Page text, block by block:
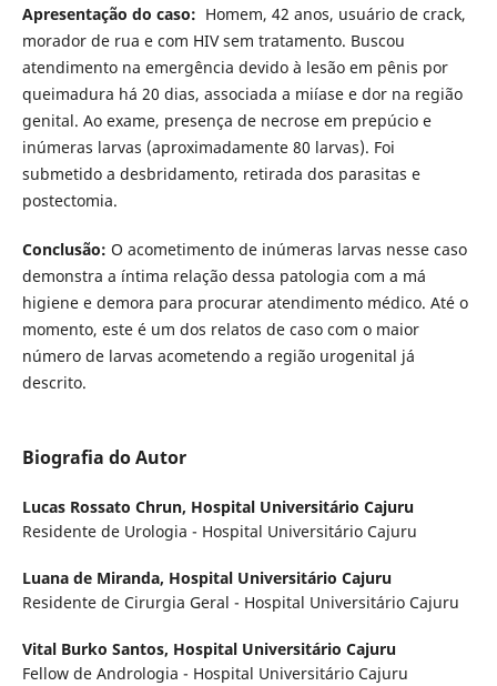
Apresentação do caso: Homem, 42 anos, usuário de crack,
morador de rua e com HIV sem tratamento. Buscou
atendimento na emergência devido à lesão em pênis por
queimadura há 20 dias, associada a miíase e dor na região
genital. Ao exame, presença de necrose em prepúcio e
inúmeras larvas (aproximadamente 80 larvas). Foi
submetido a desbridamento, retirada dos parasitas e
postectomia.
Conclusão: O acometimento de inúmeras larvas nesse caso
demonstra a íntima relação dessa patologia com a má
higiene e demora para procurar atendimento médico. Até o
momento, este é um dos relatos de caso com o maior
número de larvas acometendo a região urogenital já
descrito.
Biografia do Autor
Lucas Rossato Chrun, Hospital Universitário Cajuru
Residente de Urologia - Hospital Universitário Cajuru
Luana de Miranda, Hospital Universitário Cajuru
Residente de Cirurgia Geral - Hospital Universitário Cajuru
Vital Burko Santos, Hospital Universitário Cajuru
Fellow de Andrologia - Hospital Universitário Cajuru